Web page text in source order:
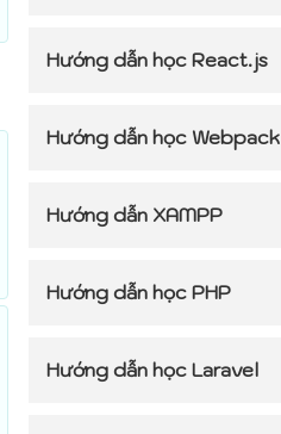
Hướng dẫn học React.js
Hướng dẫn học Webpack
Hướng dẫn XAMPP
Hướng dẫn học PHP
Hướng dẫn học Laravel